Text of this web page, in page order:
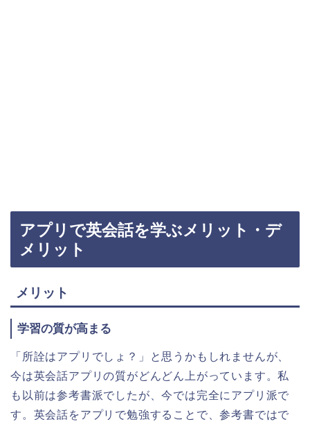
アプリで英会話を学ぶメリット・デ
メリット
メリット
学習の質が高まる
「所詮はアプリでしょ？」と思うかもしれませんが、
今は英会話アプリの質がどんどん上がっています。私
も以前は参考書派でしたが、今では完全にアプリ派で
す。英会話をアプリで勉強することで、参考書ではで